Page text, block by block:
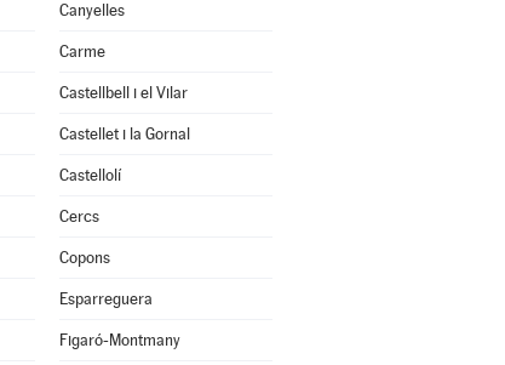
Canyelles
Carme
Castellbell i el Vilar
Castellet i la Gornal
Castellolí
Cercs
Copons
Esparreguera
Figaró-Montmany